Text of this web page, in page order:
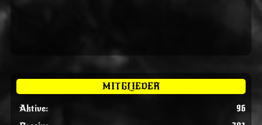
MITGLIEDER
Aktive:
96